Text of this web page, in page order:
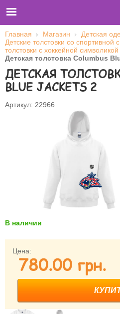
Главная
Футболки
Толстовки (кенгурушки)
Свитшоты
Бейсболки
Имя пользователя (логин)
Запомнить меня
Забыли имя пользователя (логин)?
Регистрация
Главная Магазин Детская
Детские толстовки со спортивной
толстовки с хоккейной символикой
Детская толстовка Columbus
ДЕТСКАЯ
BLUE JACKETS 2
Артикул: 22966
В наличии
Цена:
780.00 грн.